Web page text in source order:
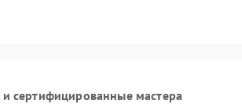
сертифицированные мастера